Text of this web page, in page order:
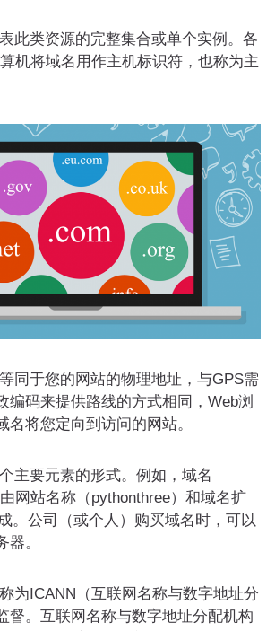
类资源的完整集合或单个实例。各
机将域名用作主机标识符，也称为主
于您的网站的物理地址，与GPS需
编码来提供路线的方式相同，Web浏
名将您定向到访问的网站。
要元素的形式。例如，域名
网站名称（pythonthree）和域名扩
。公司（或个人）购买域名时，可以
。
ICANN（互联网名称与数字地址分
督。互联网名称与数字地址分配机构